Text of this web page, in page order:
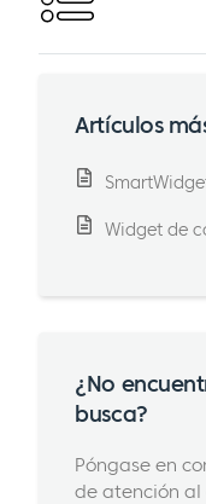
Artículos
Widget de
¿No
busca?
Póngase en
de atención al